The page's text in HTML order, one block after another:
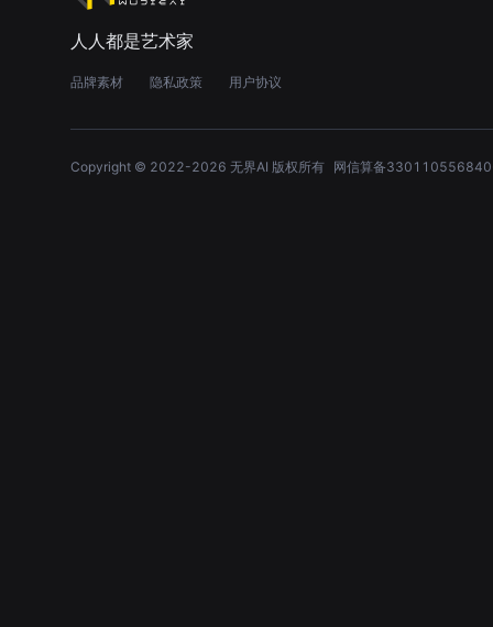
人人都是艺术家
品牌素材 隐私政策 用户协议
Copyright © 2022-2026 无界AI 版权所有 网信算备